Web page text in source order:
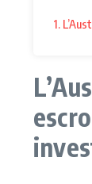
1.